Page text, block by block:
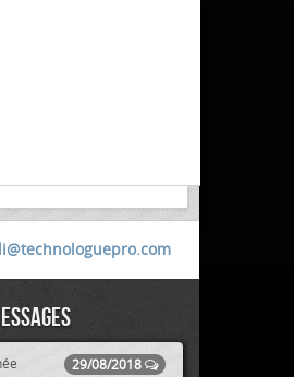
29/08/2018